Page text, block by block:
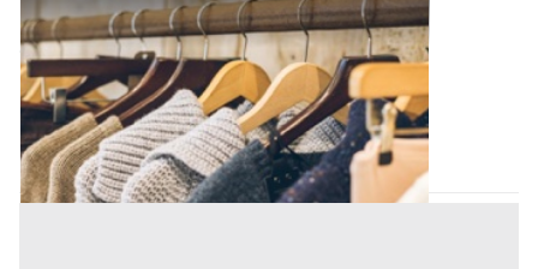
Capi Vestiari all'asta a Padova
Padova (Padova)
Offerta minima
150 €
Codice asta:AT713780244
Asta chiusa